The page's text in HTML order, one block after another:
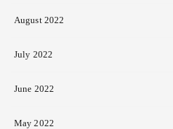
August 2022
July 2022
June 2022
May 2022